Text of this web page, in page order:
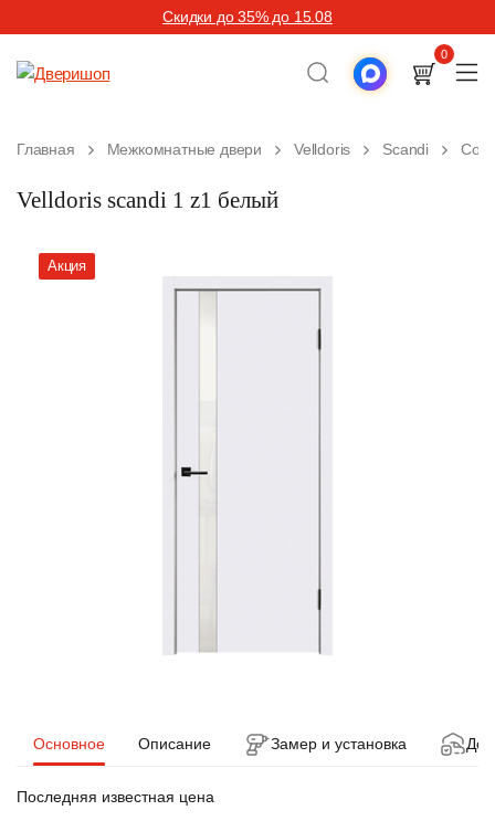
Скидки до 35% до 15.08
0
Главная Межкомнатные двери Velldoris Scandi
Velldoris scandi 1 z1 белый
Акция
Основное Описание Замер и установка
Последняя известная цена